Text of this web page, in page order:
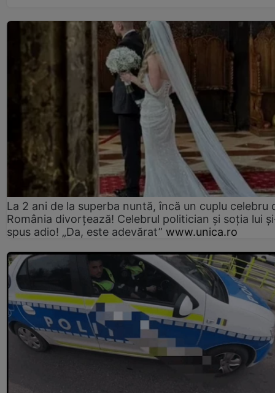
La 2 ani de la superba nuntă, încă un cuplu celebru
România divorțează! Celebrul politician și soția lui
spus adio! „Da, este adevărat” www.unica.ro